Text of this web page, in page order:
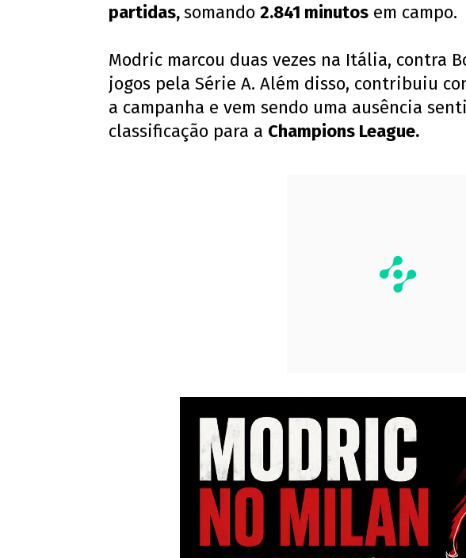
partidas,somando 2.841 minutos em campo.
Modric marcou duas vezes na Itália, contra
jogos pela Série A. Além disso, contribuiu
a campanha e vem sendo uma ausência
classificação para a Champions League.